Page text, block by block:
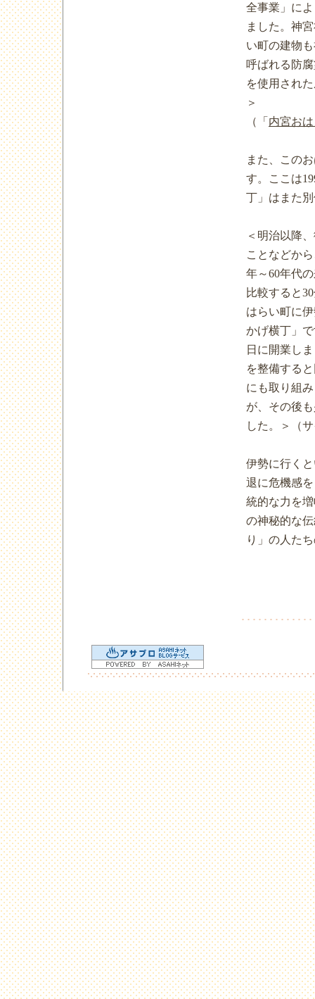
全事業」に
ました。神
い町の建物
呼ばれる防
を使用され
＞
（「内宮お
また、この
す。ここは
丁」はまた
＜明治以降
ことなどか
年～60年代
比較すると
はらい町に
かげ横丁」
日に開業し
を整備する
にも取り組
が、その後
した。＞（
伊勢に行く
退に危機感
統的な力を
の神秘的な
り」の人た